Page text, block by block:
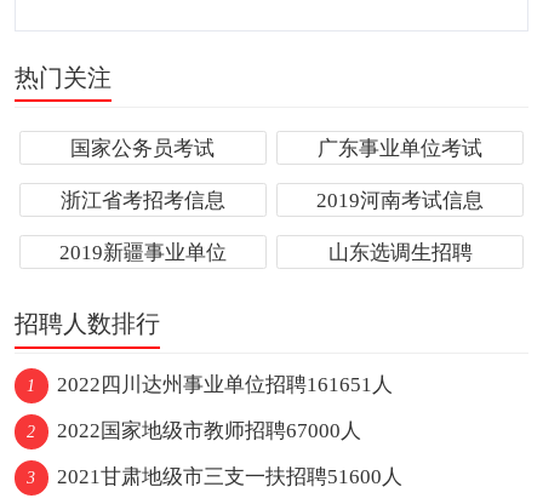
热门关注
国家公务员考试 广东事业单位考试
浙江省考招考信息 2019河南考试信息
2019新疆事业单位 山东选调生招聘
招聘人数排行
1 2022四川达州事业单位招聘161651人
2 2022国家地级市教师招聘67000人
3 2021甘肃地级市三支一扶招聘51600人